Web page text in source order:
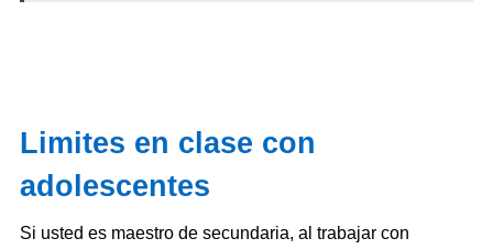
Limites en clase con
adolescentes
Si usted es maestro de secundaria, al trabajar con